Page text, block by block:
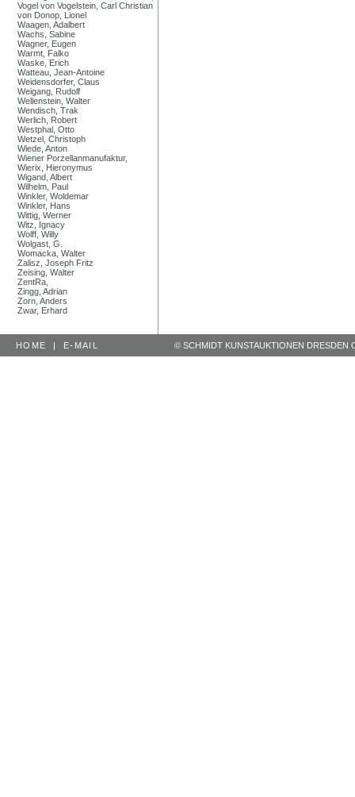
Vogel von Vogelstein, Carl Christian
von Donop, Lionel
Waagen, Adalbert
Wachs, Sabine
Wagner, Eugen
Warmt, Falko
Waske, Erich
Watteau, Jean-Antoine
Weidensdorfer, Claus
Weigang, Rudolf
Wellenstein, Walter
Wendisch, Trak
Werlich, Robert
Westphal, Otto
Wetzel, Christoph
Wiede, Anton
Wiener Porzellanmanufaktur,
Wierix, Hieronymus
Wigand, Albert
Wilhelm, Paul
Winkler, Woldemar
Winkler, Hans
Wittig, Werner
Witz, Ignacy
Wolff, Willy
Wolgast, G.
Womacka, Walter
Zalisz, Joseph Fritz
Zeising, Walter
ZentRa,
Zingg, Adrian
Zorn, Anders
Zwar, Erhard
HOME | E-MAIL © SCHMIDT KUNSTAUKTIONEN DRESDEN